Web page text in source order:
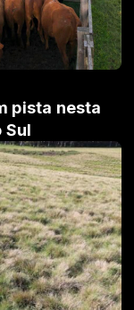
pista nesta
Sul